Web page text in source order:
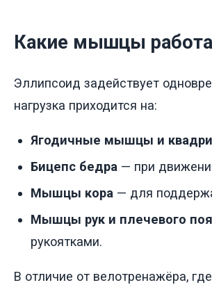
Какие мышцы
Эллипсоид задействует
нагрузка приходится на:
Ягодичные мышцы и
Бицепс бедра — при
Мышцы кора — для
Мышцы рук и плечевого
рукоятками.
В отличие от велотренажёра,